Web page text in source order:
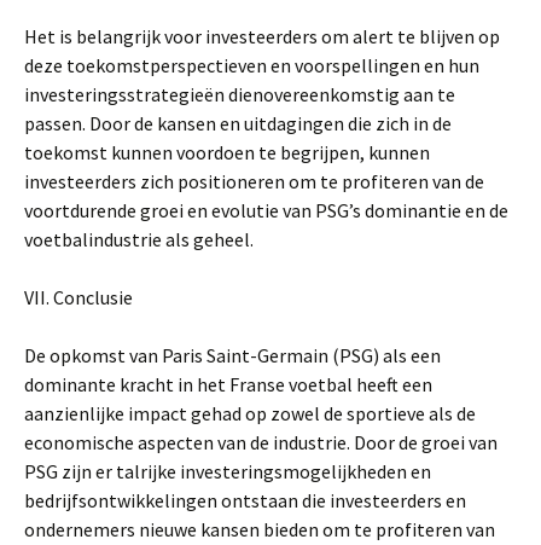
Het is belangrijk voor investeerders om alert te blijven op
deze toekomstperspectieven en voorspellingen en hun
investeringsstrategieën dienovereenkomstig aan te
passen. Door de kansen en uitdagingen die zich in de
toekomst kunnen voordoen te begrijpen, kunnen
investeerders zich positioneren om te profiteren van de
voortdurende groei en evolutie van PSG’s dominantie en de
voetbalindustrie als geheel.
VII. Conclusie
De opkomst van Paris Saint-Germain (PSG) als een
dominante kracht in het Franse voetbal heeft een
aanzienlijke impact gehad op zowel de sportieve als de
economische aspecten van de industrie. Door de groei van
PSG zijn er talrijke investeringsmogelijkheden en
bedrijfsontwikkelingen ontstaan die investeerders en
ondernemers nieuwe kansen bieden om te profiteren van